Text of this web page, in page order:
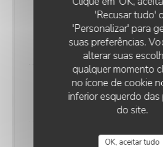
'Recusar tudo'
'Personalizar' para
suas preferências.
alterar suas
qualquer momento
no ícone de cookie
inferior esquerdo das
do site.
OK, aceitar tudo
Porto
Rouge / Blanc
5,00 EUR
Muscat
5,00 EUR
Pineau de